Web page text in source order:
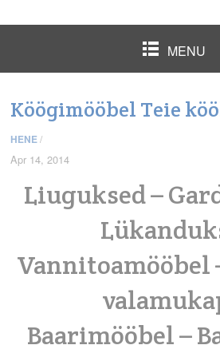
MENU
Köögimööbel Teie
HENE /
Apr 14, 2014
Liuguksed –
Vannitoamööbel
Baarimööbel –